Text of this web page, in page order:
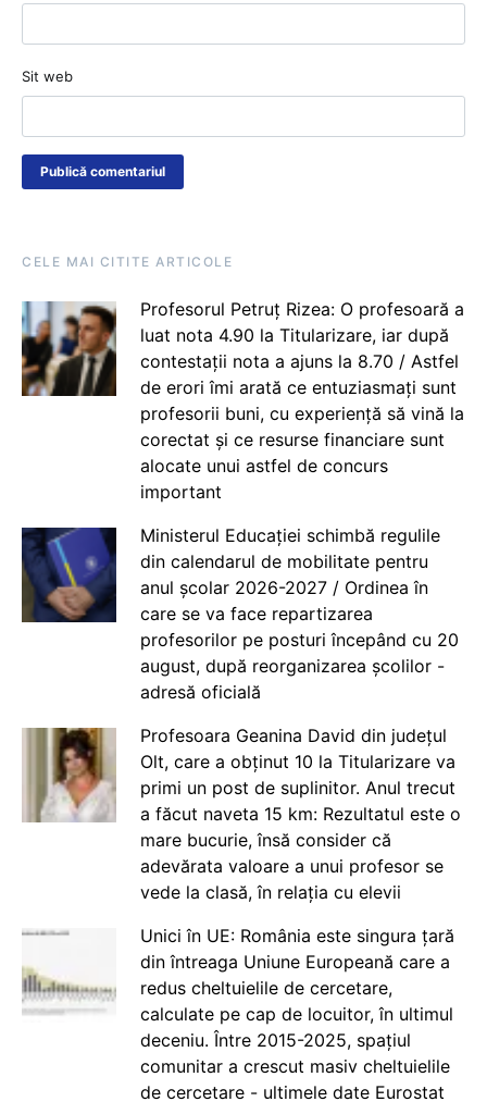
Sit web
CELE MAI CITITE ARTICOLE
Profesorul Petruț Rizea: O profesoară a
luat nota 4.90 la Titularizare, iar după
contestații nota a ajuns la 8.70 / Astfel
de erori îmi arată ce entuziasmați sunt
profesorii buni, cu experiență să vină la
corectat și ce resurse financiare sunt
alocate unui astfel de concurs
important
Ministerul Educației schimbă regulile
din calendarul de mobilitate pentru
anul școlar 2026-2027 / Ordinea în
care se va face repartizarea
profesorilor pe posturi începând cu 20
august, după reorganizarea școlilor -
adresă oficială
Profesoara Geanina David din județul
Olt, care a obținut 10 la Titularizare va
primi un post de suplinitor. Anul trecut
a făcut naveta 15 km: Rezultatul este o
mare bucurie, însă consider că
adevărata valoare a unui profesor se
vede la clasă, în relația cu elevii
Unici în UE: România este singura țară
din întreaga Uniune Europeană care a
redus cheltuielile de cercetare,
calculate pe cap de locuitor, în ultimul
deceniu. Între 2015-2025, spațiul
comunitar a crescut masiv cheltuielile
de cercetare - ultimele date Eurostat